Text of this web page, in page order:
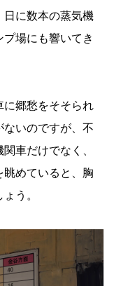
日に数本の蒸気機
場にも響いてき
に郷愁をそそられ
ないのですが、不
車だけでなく、
めていると、胸
う。